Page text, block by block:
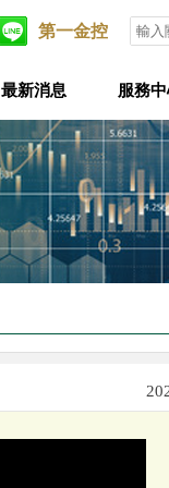
第一金控
最新消息 服務